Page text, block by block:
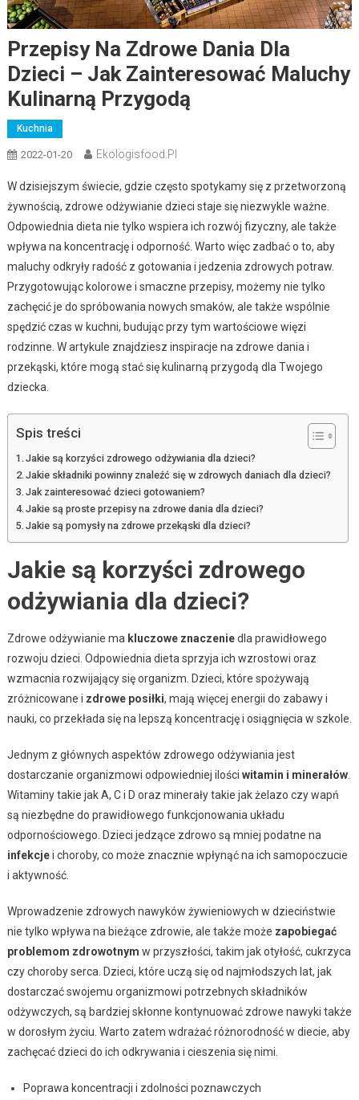
Przepisy Na Zdrowe Dania Dla
Dzieci – Jak Zainteresować Maluchy
Kulinarną Przygodą
Kuchnia
2022-01-20 Ekologisfood.pl
W dzisiejszym świecie, gdzie często spotykamy się z przetworzoną
żywnością, zdrowe odżywianie dzieci staje się niezwykle ważne.
Odpowiednia dieta nie tylko wspiera ich rozwój fizyczny, ale także
wpływa na koncentrację i odporność. Warto więc zadbać o to, aby
maluchy odkryły radość z gotowania i jedzenia zdrowych potraw.
Przygotowując kolorowe i smaczne przepisy, możemy nie tylko
zachęcić je do spróbowania nowych smaków, ale także wspólnie
spędzić czas w kuchni, budując przy tym wartościowe więzi
rodzinne. W artykule znajdziesz inspiracje na zdrowe dania i
przekąski, które mogą stać się kulinarną przygodą dla Twojego
dziecka.
Spis treści
Jakie są korzyści zdrowego odżywiania dla dzieci?
Jakie składniki powinny znaleźć się w zdrowych daniach dla dzieci?
Jak zainteresować dzieci gotowaniem?
Jakie są proste przepisy na zdrowe dania dla dzieci?
Jakie są pomysły na zdrowe przekąski dla dzieci?
Jakie są korzyści zdrowego
odżywiania dla dzieci?
Zdrowe odżywianie ma kluczowe znaczeniedla prawidłowego
rozwoju dzieci. Odpowiednia dieta sprzyja ich wzrostowi oraz
wzmacnia rozwijający się organizm. Dzieci, które spożywają
zróżnicowane i zdrowe posiłki, mają więcej energii do zabawy i
nauki, co przekłada się na lepszą koncentrację i osiągnięcia w szkole.
Jednym z głównych aspektów zdrowego odżywiania jest
dostarczanie organizmowi odpowiedniej ilości witamin i minerałów.
Witaminy takie jak A, C i D oraz minerały takie jak żelazo czy wapń
są niezbędne do prawidłowego funkcjonowania układu
odpornościowego. Dzieci jedzące zdrowo są mniej podatne na
infekcjei choroby, co może znacznie wpłynąć na ich samopoczucie
i aktywność.
Wprowadzenie zdrowych nawyków żywieniowych w dzieciństwie
nie tylko wpływa na bieżące zdrowie, ale także może zapobiegać
problemom zdrowotnym w przyszłości, takim jak otyłość, cukrzyca
czy choroby serca. Dzieci, które uczą się od najmłodszych lat, jak
dostarczać swojemu organizmowi potrzebnych składników
odżywczych, są bardziej skłonne kontynuować zdrowe nawyki także
w dorosłym życiu. Warto zatem wdrażać różnorodność w diecie, aby
zachęcać dzieci do ich odkrywania i cieszenia się nimi.
Poprawa koncentracji i zdolności poznawczych